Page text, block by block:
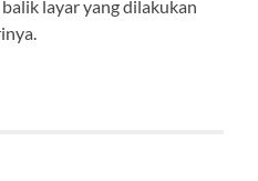
layar yang dilakukan